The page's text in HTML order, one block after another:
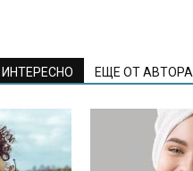
ЕЩЕ ОТ АВТОРА